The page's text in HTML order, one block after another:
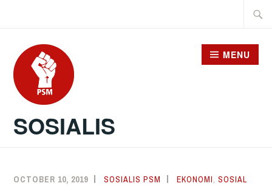
content
SOSIALIS
MENU
OCTOBER 10, 2019 SOSIALIS PSM EKONOMI ,SOSIAL